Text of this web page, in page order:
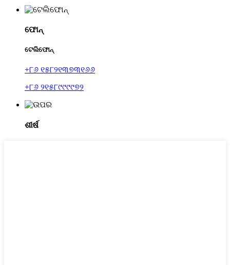
ଫୋନ୍
ଟେଲିଫୋନ୍
+୮୬ ୧୫୮୨୧୩୭୩୧୬୬
+୮୬ ୨୧୫୮୯୯୯୯୭୨
ଶୀର୍ଷ